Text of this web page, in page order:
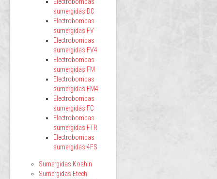
sumergidas DC
Electrobombas
sumergidas FV
Electrobombas
sumergidas FV4
Electrobombas
sumergidas FM
Electrobombas
sumergidas FM4
Electrobombas
sumergidas FC
Electrobombas
sumergidas FTR
Electrobombas
sumergidas 4FS
Sumergidas Koshin
Sumergidas Etech